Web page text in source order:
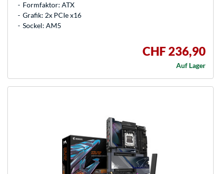
Formfaktor: ATX
Grafik: 2x PCIe x16
Sockel: AM5
CHF 236,90
Auf Lager